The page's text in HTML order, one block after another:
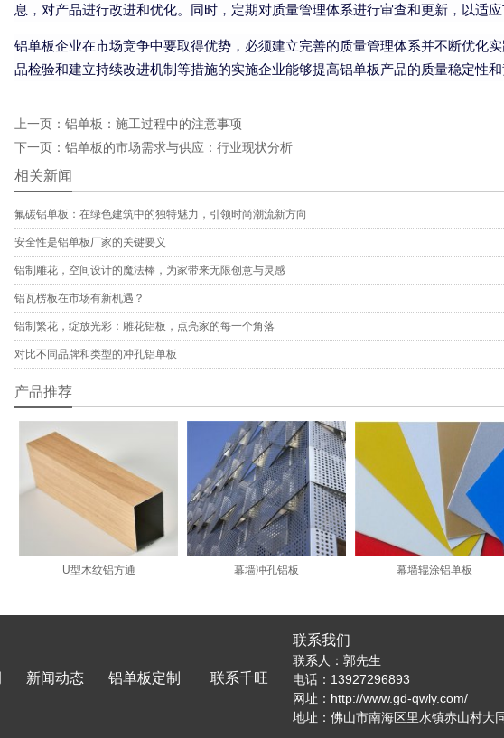
息，对产品进行改进和优化。同时，定期对质量管理体系进行审查和更新，以适应
铝单板企业在市场竞争中要取得优势，必须建立完善的质量管理体系并不断优化
品检验和建立持续改进机制等措施的实施企业能够提高铝单板产品的质量稳定性
上一页： 铝单板：施工过程中的注意事项
下一页： 铝单板的市场需求与供应：行业现状分析
相关新闻
氟碳铝单板：在绿色建筑中的独特魅力，引领时尚潮流新方向
安全性是铝单板厂家的关键要义
铝制雕花，空间设计的魔法棒，为家带来无限创意与灵感
铝瓦楞板在市场有新机遇？
铝制繁花，绽放光彩：雕花铝板，点亮家的每一个角落
对比不同品牌和类型的冲孔铝单板
产品推荐
U型木纹铝方通 幕墙冲孔铝板 幕墙辊涂铝单板
新闻动态 铝单板定制 联系千旺
联系我们
联系人：郭先生
电话：13927296893
网址： http://www.gd-qwly.com/
地址：佛山市南海区里水镇赤山村大